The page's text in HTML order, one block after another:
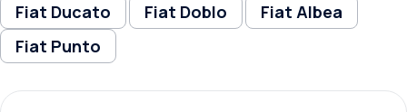
Fiat Ducato Fiat Doblo
Fiat Albea
Fiat Punto